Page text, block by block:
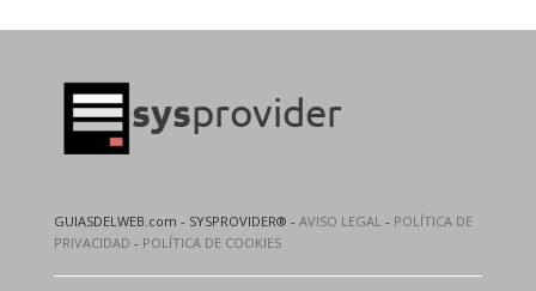
GUIASDELWEB.com - SYSPROVIDER® - AVISO LEGAL - POLÍTICA DE
PRIVACIDAD - POLÍTICA DE COOKIES